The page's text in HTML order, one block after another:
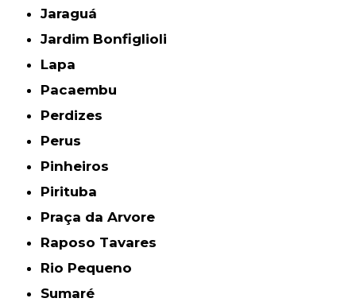
Jaraguá
Jardim Bonfiglioli
Lapa
Pacaembu
Perdizes
Perus
Pinheiros
Pirituba
Praça da Arvore
Raposo Tavares
Rio Pequeno
Sumaré